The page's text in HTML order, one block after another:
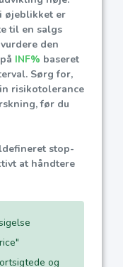
øjeblikket er
til en salgs
den
INF% baseret
Sørg for,
risikotolerance
før du
stop-
at håndtere
og